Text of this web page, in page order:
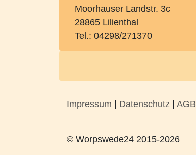
Moorhauser Landstr. 3c
28865 Lilienthal
Tel.: 04298/271370
Impressum Datenschutz AGB
© Worpswede24 2015-2026